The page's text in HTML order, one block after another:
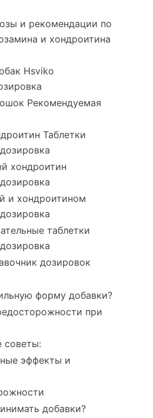
и рекомендации по
и хондроитина
Hsviko
Рекомендуемая
Таблетки
хондроитин
и хондроитином
таблетки
дозировок
форму добавки?
при
советы:
эффекты и
добавки?